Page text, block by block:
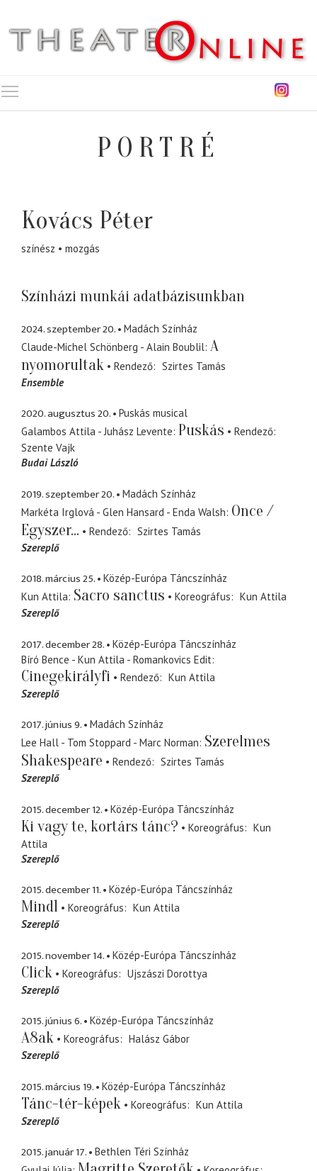
PORTRÉ
Kovács Péter
színész mozgás
Színházi munkái adatbázisunkban
2024. szeptember 20.
Madách Színház
Claude-Michel Schönberg - Alain Boublil A
nyomorultak
Rendező
Szirtes Tamás
Ensemble
2020. augusztus 20.
Puskás musical
Galambos Attila - Juhász Levente Puskás
Rendező
Szente Vajk
Budai László
2019. szeptember 20.
Madách Színház
Markéta Irglová - Glen Hansard - Enda Walsh Once /
Egyszer...
Rendező
Szirtes Tamás
Szereplő
2018. március 25.
Közép-Európa Táncszínház
Kun Attila Sacro sanctus Koreográfus
Kun Attila
Szereplő
2017. december 28.
Közép-Európa Táncszínház
Bíró Bence - Kun Attila - Romankovics Edit
Cinegekirályfi Rendező
Kun Attila
Szereplő
2017. június 9.
Madách Színház
Lee Hall - Tom Stoppard - Marc Norman Szerelmes
Shakespeare
Rendező
Szirtes Tamás
Szereplő
2015. december 12. Közép-Európa Táncszínház
Ki vagy te, kortárs tánc? Koreográfus
Kun
Attila
Szereplő
2015. december 11. Közép-Európa Táncszínház
Mind1 Koreográfus
Kun Attila
Szereplő
2015. november 14. Közép-Európa Táncszínház
Click Koreográfus
Ujszászi Dorottya
Szereplő
2015. június 6. Közép-Európa Táncszínház
A8ak Koreográfus
Halász Gábor
Szereplő
2015. március 19. Közép-Európa Táncszínház
Tánc-tér-képek Koreográfus
Kun Attila
Szereplő
2015. január 17.
Bethlen Téri Színház